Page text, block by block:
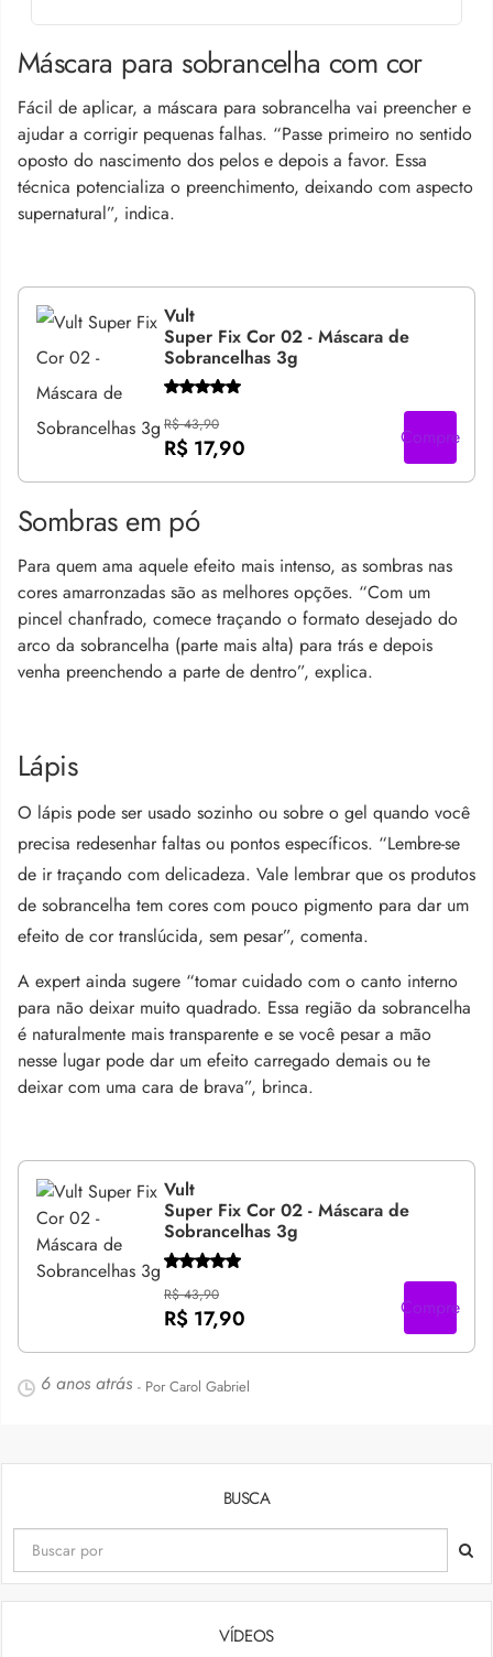
Máscara para sobrancelha com cor
Fácil de aplicar, a máscara para sobrancelha vai preencher e
ajudar a corrigir pequenas falhas. “Passe primeiro no sentido
oposto do nascimento dos pelos e depois a favor. Essa
técnica potencializa o preenchimento, deixando com aspecto
supernatural”, indica.
Vult
Super Fix Cor 02 - Máscara de
Sobrancelhas 3g
R$ 43,90
R$ 17,90 Compre
Sombras em pó
Para quem ama aquele efeito mais intenso, as sombras nas
cores amarronzadas são as melhores opções. “Com um
pincel chanfrado, comece traçando o formato desejado do
arco da sobrancelha (parte mais alta) para trás e depois
venha preenchendo a parte de dentro”, explica.
Lápis
O lápis pode ser usado sozinho ou sobre o gel quando você
precisa redesenhar faltas ou pontos específicos. “Lembre-se
de ir traçando com delicadeza. Vale lembrar que os produtos
de sobrancelha tem cores com pouco pigmento para dar um
efeito de cor translúcida, sem pesar”, comenta.
A expert ainda sugere “tomar cuidado com o canto interno
para não deixar muito quadrado. Essa região da sobrancelha
é naturalmente mais transparente e se você pesar a mão
nesse lugar pode dar um efeito carregado demais ou te
deixar com uma cara de brava”, brinca.
Vult
Super Fix Cor 02 - Máscara de
Sobrancelhas 3g
R$ 43,90
R$ 17,90 Compre
6 anos atrás - Por Carol Gabriel
BUSCA
VÍDEOS